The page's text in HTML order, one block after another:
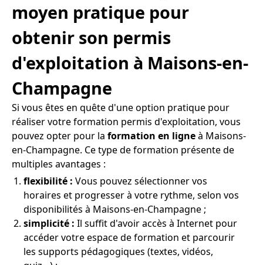
moyen pratique pour
obtenir son permis
d'exploitation à Maisons-en-
Champagne
Si vous êtes en quête d'une option pratique pour
réaliser votre formation permis d'exploitation, vous
pouvez opter pour la formation en ligneà Maisons-
en-Champagne. Ce type de formation présente de
multiples avantages :
flexibilité : Vous pouvez sélectionner vos
horaires et progresser à votre rythme, selon vos
disponibilités à Maisons-en-Champagne ;
simplicité : Il suffit d'avoir accès à Internet pour
accéder votre espace de formation et parcourir
les supports pédagogiques (textes, vidéos,